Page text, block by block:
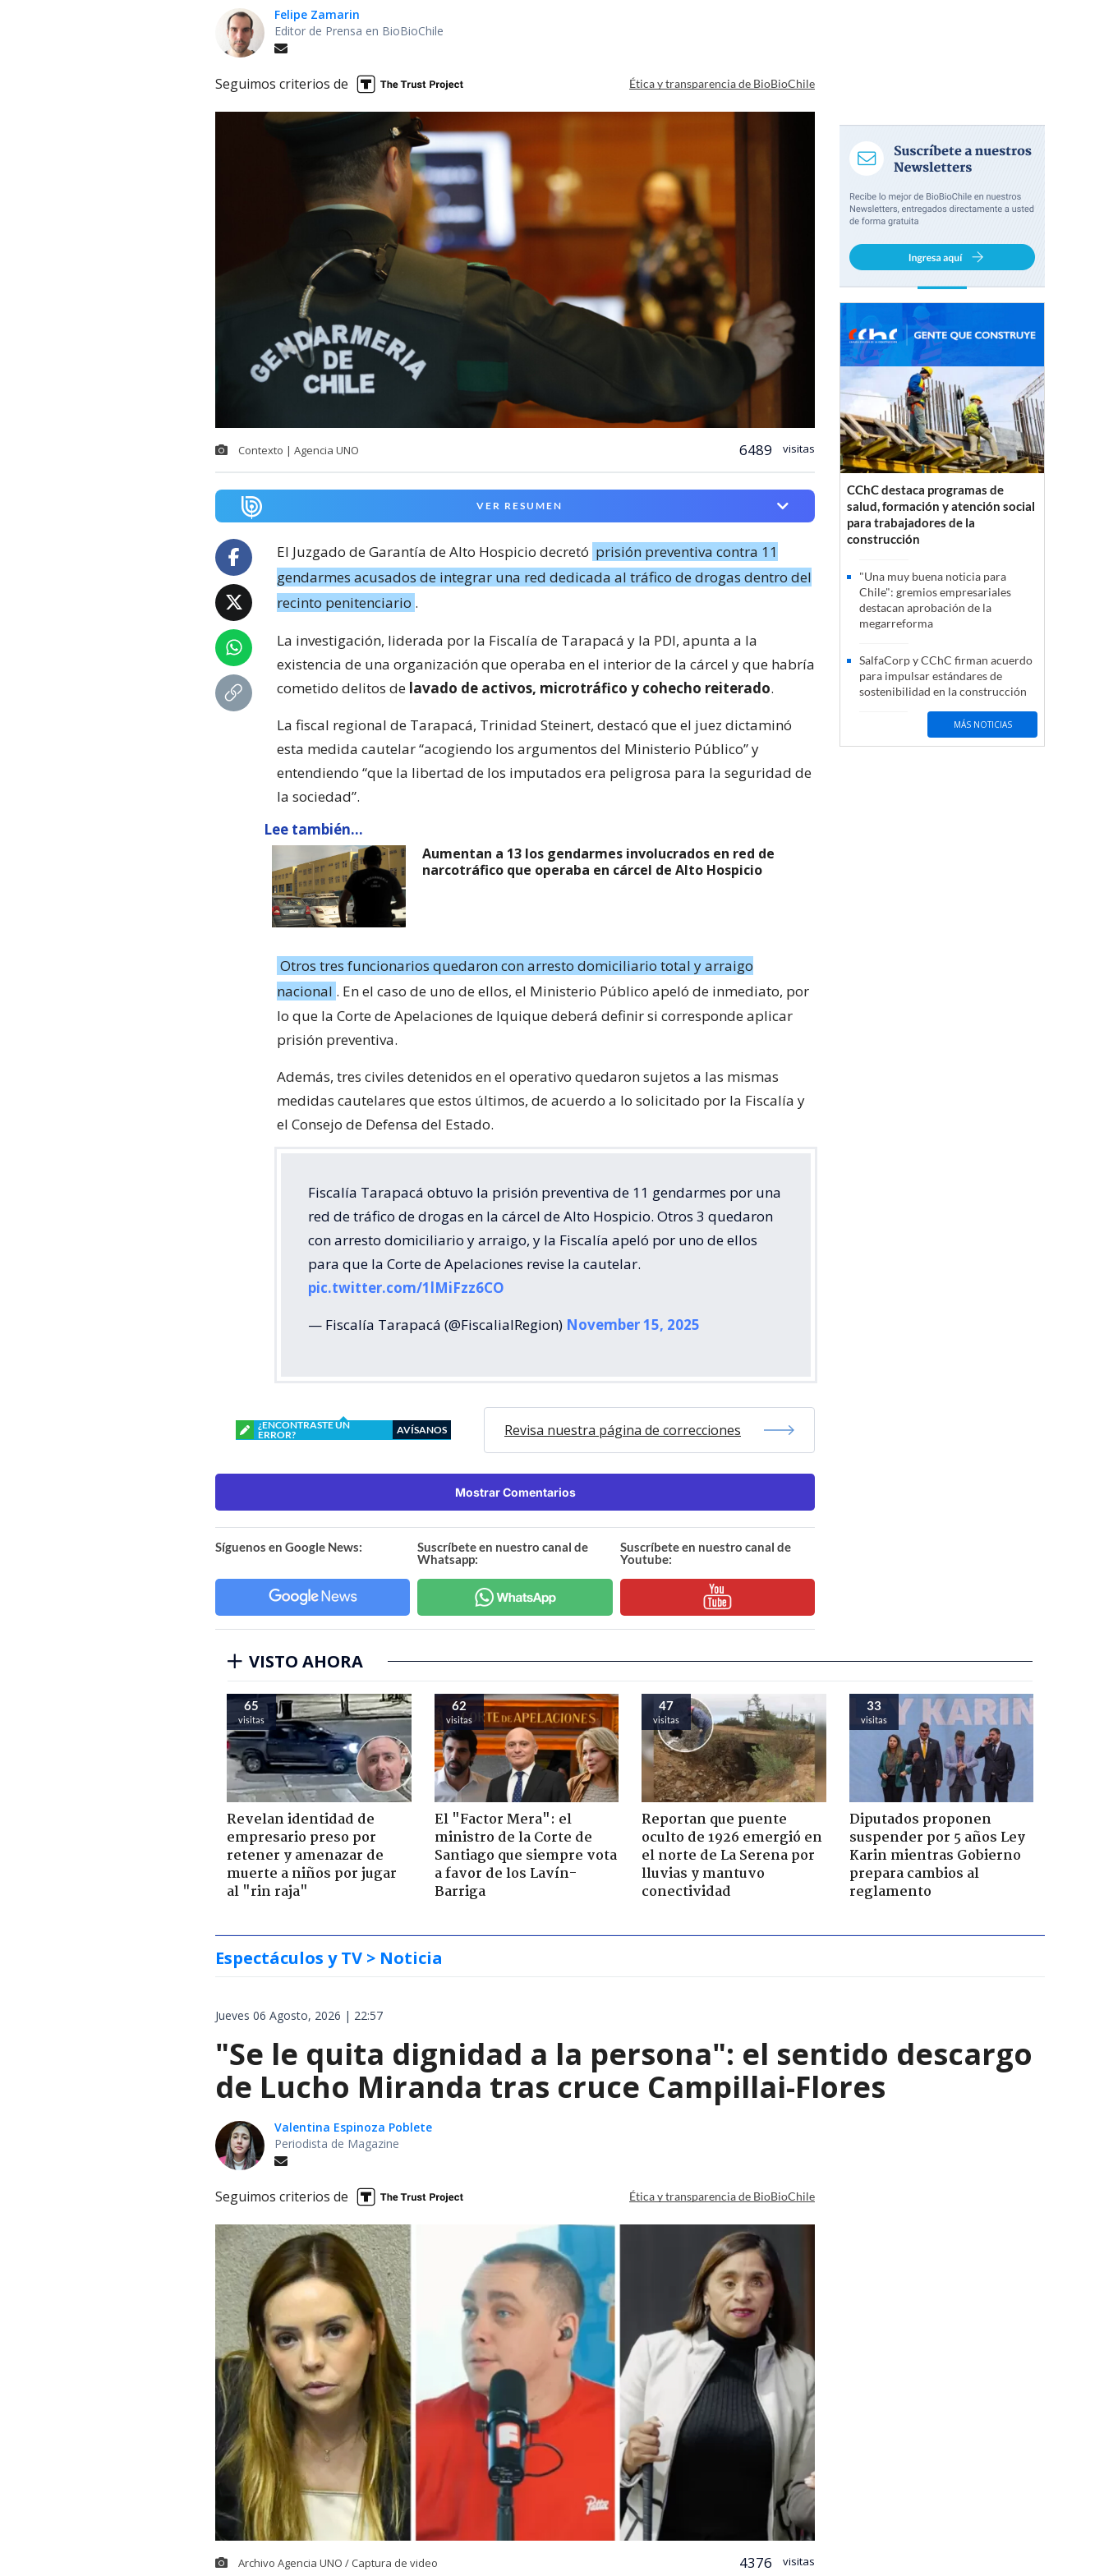
Felipe Zamarin
Editor de Prensa en BioBioChile
Seguimos criterios de Ética y transparencia de BioBioChile
Contexto | Agencia UNO 6489 visitas
VER RESUMEN
El Juzgado de Garantía de Alto Hospicio decretó prisión preventiva contra 11
gendarmes acusados de integrar una red dedicada al tráfico de drogas dentro del
recinto penitenciario .
La investigación, liderada por la Fiscalía de Tarapacá y la PDI, apunta a la
existencia de una organización que operaba en el interior de la cárcel y que habría
cometido delitos de lavado de activos, microtráfico y cohecho reiterado.
La fiscal regional de Tarapacá, Trinidad Steinert, destacó que el juez dictaminó
esta medida cautelar “acogiendo los argumentos del Ministerio Público” y
entendiendo “que la libertad de los imputados era peligrosa para la seguridad de
la sociedad”.
Lee también...
Aumentan a 13 los gendarmes involucrados en red de
narcotráfico que operaba en cárcel de Alto Hospicio
Otros tres funcionarios quedaron con arresto domiciliario total y arraigo
nacional . En el caso de uno de ellos, el Ministerio Público apeló de inmediato, por
lo que la Corte de Apelaciones de Iquique deberá definir si corresponde aplicar
prisión preventiva.
Además, tres civiles detenidos en el operativo quedaron sujetos a las mismas
medidas cautelares que estos últimos, de acuerdo a lo solicitado por la Fiscalía y
el Consejo de Defensa del Estado.
Fiscalía Tarapacá obtuvo la prisión preventiva de 11 gendarmes por una
red de tráfico de drogas en la cárcel de Alto Hospicio. Otros 3 quedaron
con arresto domiciliario y arraigo, y la Fiscalía apeló por uno de ellos
para que la Corte de Apelaciones revise la cautelar.
pic.twitter.com/1lMiFzz6CO
— Fiscalía Tarapacá (@FiscaliaIRegion) November 15, 2025
¿ENCONTRASTE UN
ERROR?
AVÍSANOS Revisa nuestra página de correcciones
Mostrar Comentarios
Síguenos en Google News:
Suscríbete en nuestro canal de
Whatsapp:
Suscríbete en nuestro canal de
Youtube:
CChC destaca programas de
salud, formación y atención social
para trabajadores de la
construcción
"Una muy buena noticia para
Chile": gremios empresariales
destacan aprobación de la
megarreforma
SalfaCorp y CChC firman acuerdo
para impulsar estándares de
sostenibilidad en la construcción
MÁS NOTICIAS
VISTO AHORA
65
visitas
Revelan identidad de
empresario preso por
retener y amenazar de
muerte a niños por jugar
al "rin raja"
62
visitas
El "Factor Mera": el
ministro de la Corte de
Santiago que siempre vota
a favor de los Lavín-
Barriga
47
visitas
Reportan que puente
oculto de 1926 emergió en
el norte de La Serena por
lluvias y mantuvo
conectividad
33
visitas
Diputados proponen
suspender por 5 años Ley
Karin mientras Gobierno
prepara cambios al
reglamento
Espectáculos y TV > Noticia
Jueves 06 Agosto, 2026 | 22:57
"Se le quita dignidad a la persona": el sentido descargo
de Lucho Miranda tras cruce Campillai-Flores
Valentina Espinoza Poblete
Periodista de Magazine
Seguimos criterios de Ética y transparencia de BioBioChile
Archivo Agencia UNO / Captura de video 4376 visitas